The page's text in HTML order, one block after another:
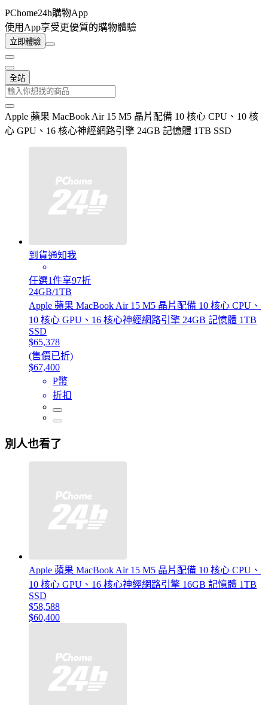
PChome24h購物App
使用App享受更優質的購物體驗
立即體驗
全站
Apple 蘋果 MacBook Air 15 M5 晶片配備 10 核心 CPU、10 核
心 GPU、16 核心神經網路引擎 24GB 記憶體 1TB SSD
到貨通知我
任選1件享97折
24GB/1TB
Apple 蘋果 MacBook Air 15 M5 晶片配備 10 核心 CPU、
10 核心 GPU、16 核心神經網路引擎 24GB 記憶體 1TB
SSD
$65,378
(售價已折)
$67,400
P幣
折扣
別人也看了
Apple 蘋果 MacBook Air 15 M5 晶片配備 10 核心 CPU、
10 核心 GPU、16 核心神經網路引擎 16GB 記憶體 1TB
SSD
$58,588
$60,400